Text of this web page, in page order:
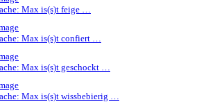
Max is(s)t feige …
Max is(s)t confiert …
Max is(s)t geschockt …
Max is(s)t wissbebierig …